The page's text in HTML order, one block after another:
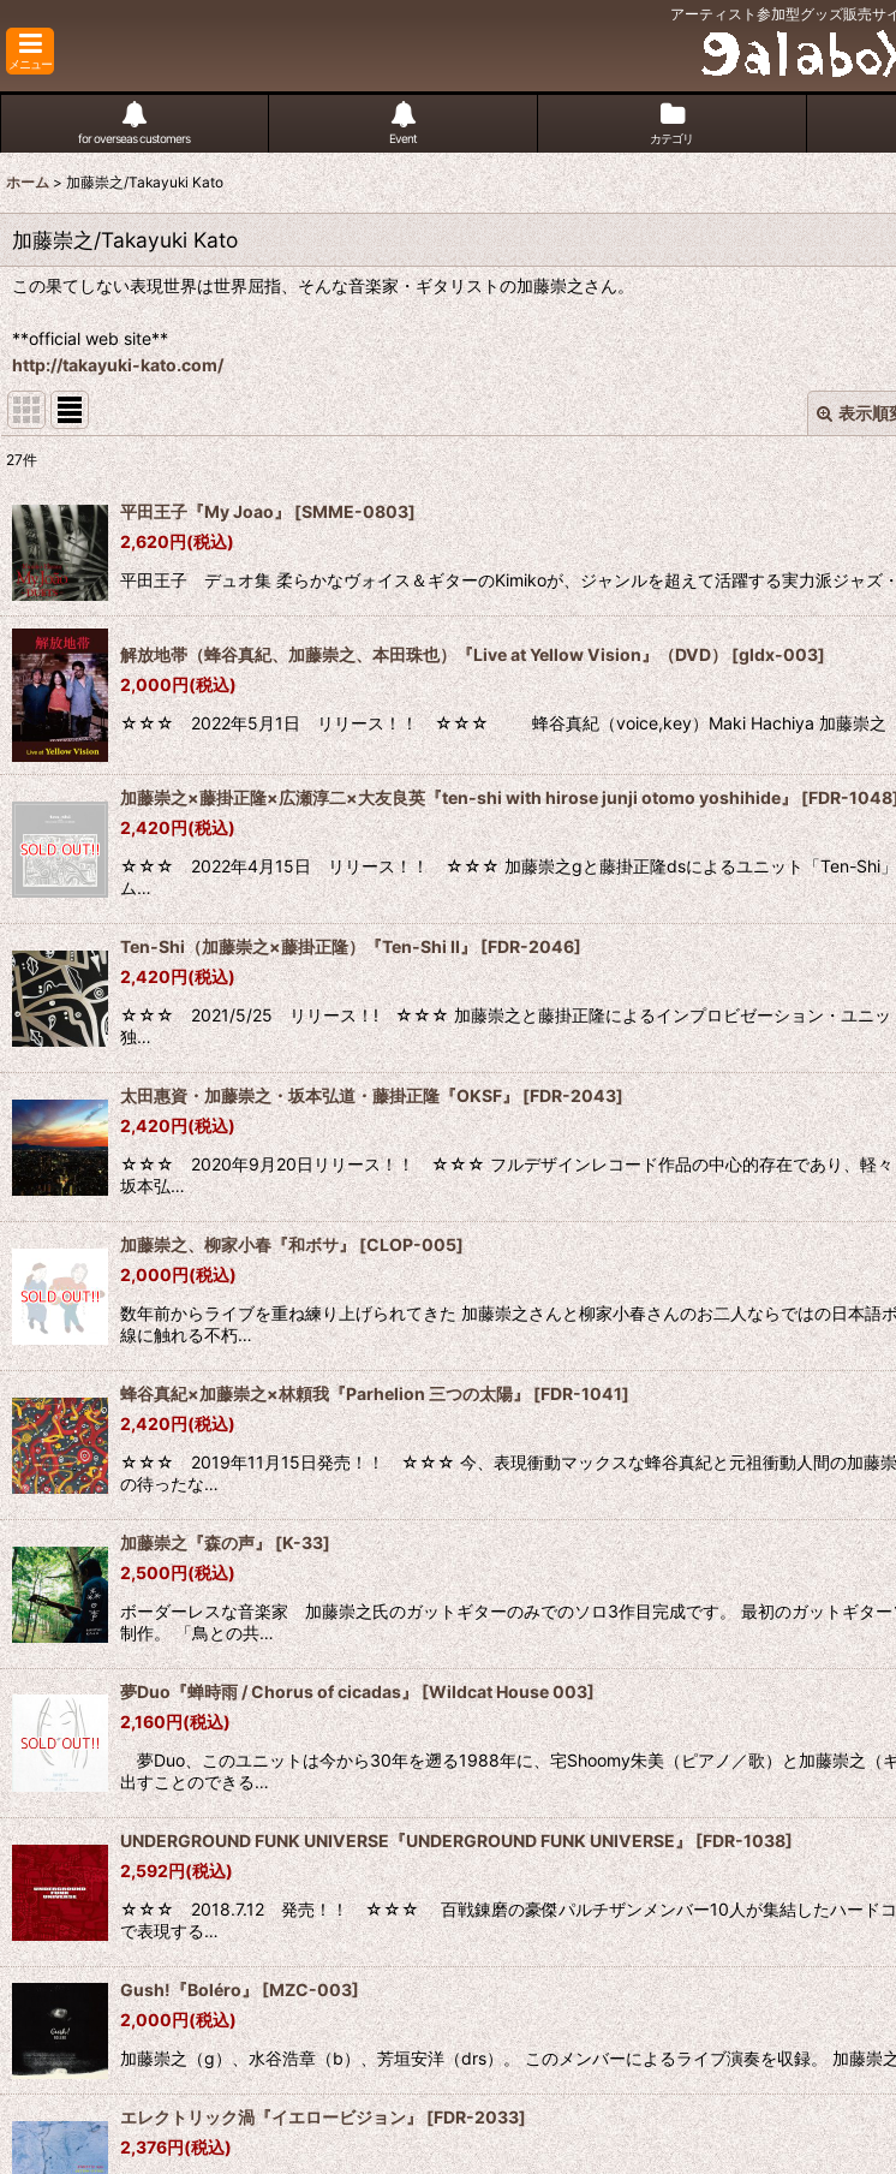
アーティスト参加型グッズ販売サ
メニュー
for overseas customers Event カテゴリ
ホーム > 加藤崇之/Takayuki Kato
加藤崇之/Takayuki Kato
この果てしない表現世界は世界屈指、そんな音楽家・ギタリストの加藤崇之さん。
**official web site**
http://takayuki-kato.com/
表示順
表示数:
並び順:
絞り込む
27件
平田王子『My Joao』[SMME-0803]
2,620円(税込)
平田王子 デュオ集 柔らかなヴォイス＆ギターのKimikoが、ジャンルを超えて活躍する実力派ジ
解放地帯（蜂谷真紀、加藤崇之、本田珠也）『Live at Yellow Vision』（DVD）[gldx-003]
2,000円(税込)
☆☆☆ 2022年5月1日 リリース！！ ☆☆☆ 蜂谷真紀（voice,key）Maki Hachiya 加藤崇之（
加藤崇之×藤掛正隆×広瀬淳二×大友良英『ten-shi with hirose junji otomo yoshihide』 [FDR-1048
2,420円(税込)
☆☆☆ 2022年4月15日 リリース！！ ☆☆☆ 加藤崇之gと藤掛正隆dsによるユニット「Ten-Shi」に
ム…
Ten-Shi（加藤崇之×藤掛正隆）『Ten-Shi II』[FDR-2046]
2,420円(税込)
☆☆☆ 2021/5/25 リリース！! ☆☆☆ 加藤崇之と藤掛正隆によるインプロビゼーション・ユニット
独…
太田惠資・加藤崇之・坂本弘道・藤掛正隆『OKSF』 [FDR-2043]
2,420円(税込)
☆☆☆ 2020年9月20日リリース！！ ☆☆☆ フルデザインレコード作品の中心的存在であり、軽々と
坂本弘…
加藤崇之、柳家小春『和ボサ』[CLOP-005]
2,000円(税込)
数年前からライブを重ね練り上げられてきた 加藤崇之さんと柳家小春さんのお二人ならではの日本
線に触れる不朽…
蜂谷真紀×加藤崇之×林頼我『Parhelion 三つの太陽』[FDR-1041]
2,420円(税込)
☆☆☆ 2019年11月15日発売！！ ☆☆☆ 今、表現衝動マックスな蜂谷真紀と元祖衝動人間の加藤崇
の待ったな…
加藤崇之『森の声』[K-33]
2,500円(税込)
ボーダーレスな音楽家 加藤崇之氏のガットギターのみでのソロ3作目完成です。 最初のガットギタ
制作。 「鳥との共…
夢Duo『蝉時雨 / Chorus of cicadas』[Wildcat House 003]
2,160円(税込)
夢Duo、このユニットは今から30年を遡る1988年に、宅Shoomy朱美（ピアノ／歌）と加藤崇之（
出すことのできる…
UNDERGROUND FUNK UNIVERSE『UNDERGROUND FUNK UNIVERSE』 [FDR-1038]
2,592円(税込)
☆☆☆ 2018.7.12 発売！！ ☆☆☆ 百戦錬磨の豪傑パルチザンメンバー10人が集結したハードコア
で表現する…
Gush!『Boléro』[MZC-003]
2,000円(税込)
加藤崇之（g）、水谷浩章（b）、芳垣安洋（drs）。 このメンバーによるライブ演奏を収録。 加
エレクトリック渦『イエロービジョン』[FDR-2033]
2,376円(税込)